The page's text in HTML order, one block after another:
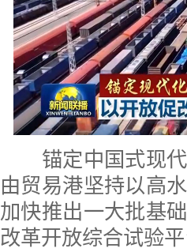
锚定中国式现代
由贸易港坚持以高
加快推出一大批基
改革开放综合试验平